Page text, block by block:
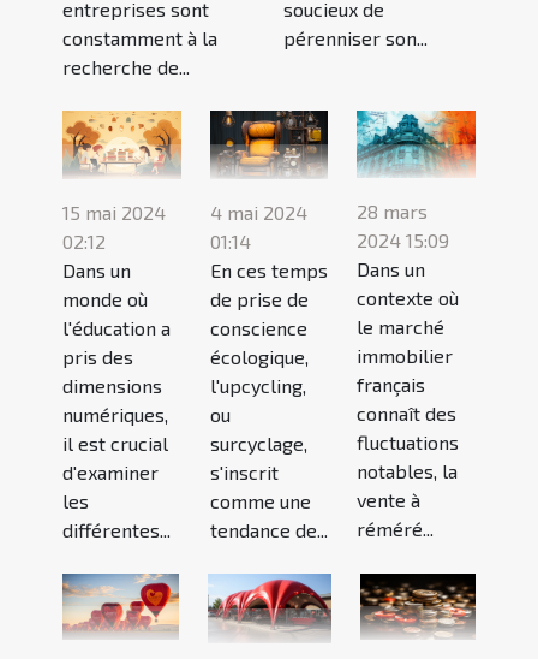
entreprises sont
constamment à la
recherche de...
soucieux de
pérenniser son...
15 mai 2024
02:12
Dans un
monde où
l'éducation a
pris des
dimensions
numériques,
il est crucial
d'examiner
les
différentes...
4 mai 2024
01:14
En ces temps
de prise de
conscience
écologique,
l'upcycling,
ou
surcyclage,
s'inscrit
comme une
tendance de...
28 mars
2024 15:09
Dans un
contexte où
le marché
immobilier
français
connaît des
fluctuations
notables, la
vente à
réméré...